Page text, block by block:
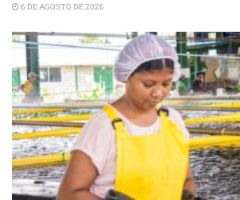
6 DE AGOSTO DE 2026